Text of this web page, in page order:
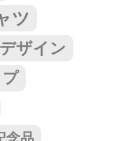
ツ
デザイン